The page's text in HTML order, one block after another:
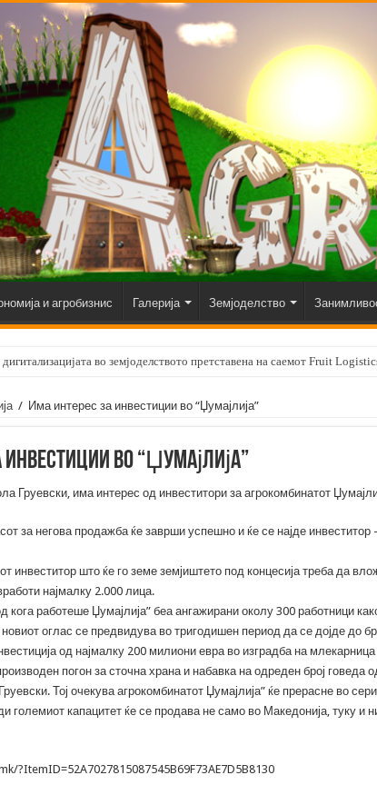
и агробизнис Галерија Земјоделство
во земјоделството претставена на саемот Fruit
/ Има интерес за инвестиции во “Џумајлија”
во “Џумајлија”
Груевски, има интерес од инвеститори за агрокомбинатот
за негова продажба ќе заврши успешно и ќе се најде инвеститор
инвеститор што ќе го земе земјиштето под концесија треба да
најмалку 2.000 лица.
кога работеше Џумајлија” беа ангажирани околу 300 работници
оглас се предвидува во тригодишен период да се дојде до
од најмалку 200 милиони евра во изградба на млекарница
погон за сточна храна и набавка на одреден број говеда
Тој очекува агрокомбинатот Џумајлија” ќе прерасне во
големиот капацитет ќе се продава не само во Македонија, туку и
?ItemID=52A7027815087545B69F73AE7D5B8130